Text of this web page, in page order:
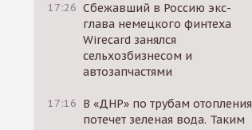
17:26 Сбежавший в Россию экс-
глава немецкого финтеха
Wirecard занялся
сельхозбизнесом и
автозапчастями
17:16 В «ДНР» по трубам отопления
потечет зеленая вода. Таким